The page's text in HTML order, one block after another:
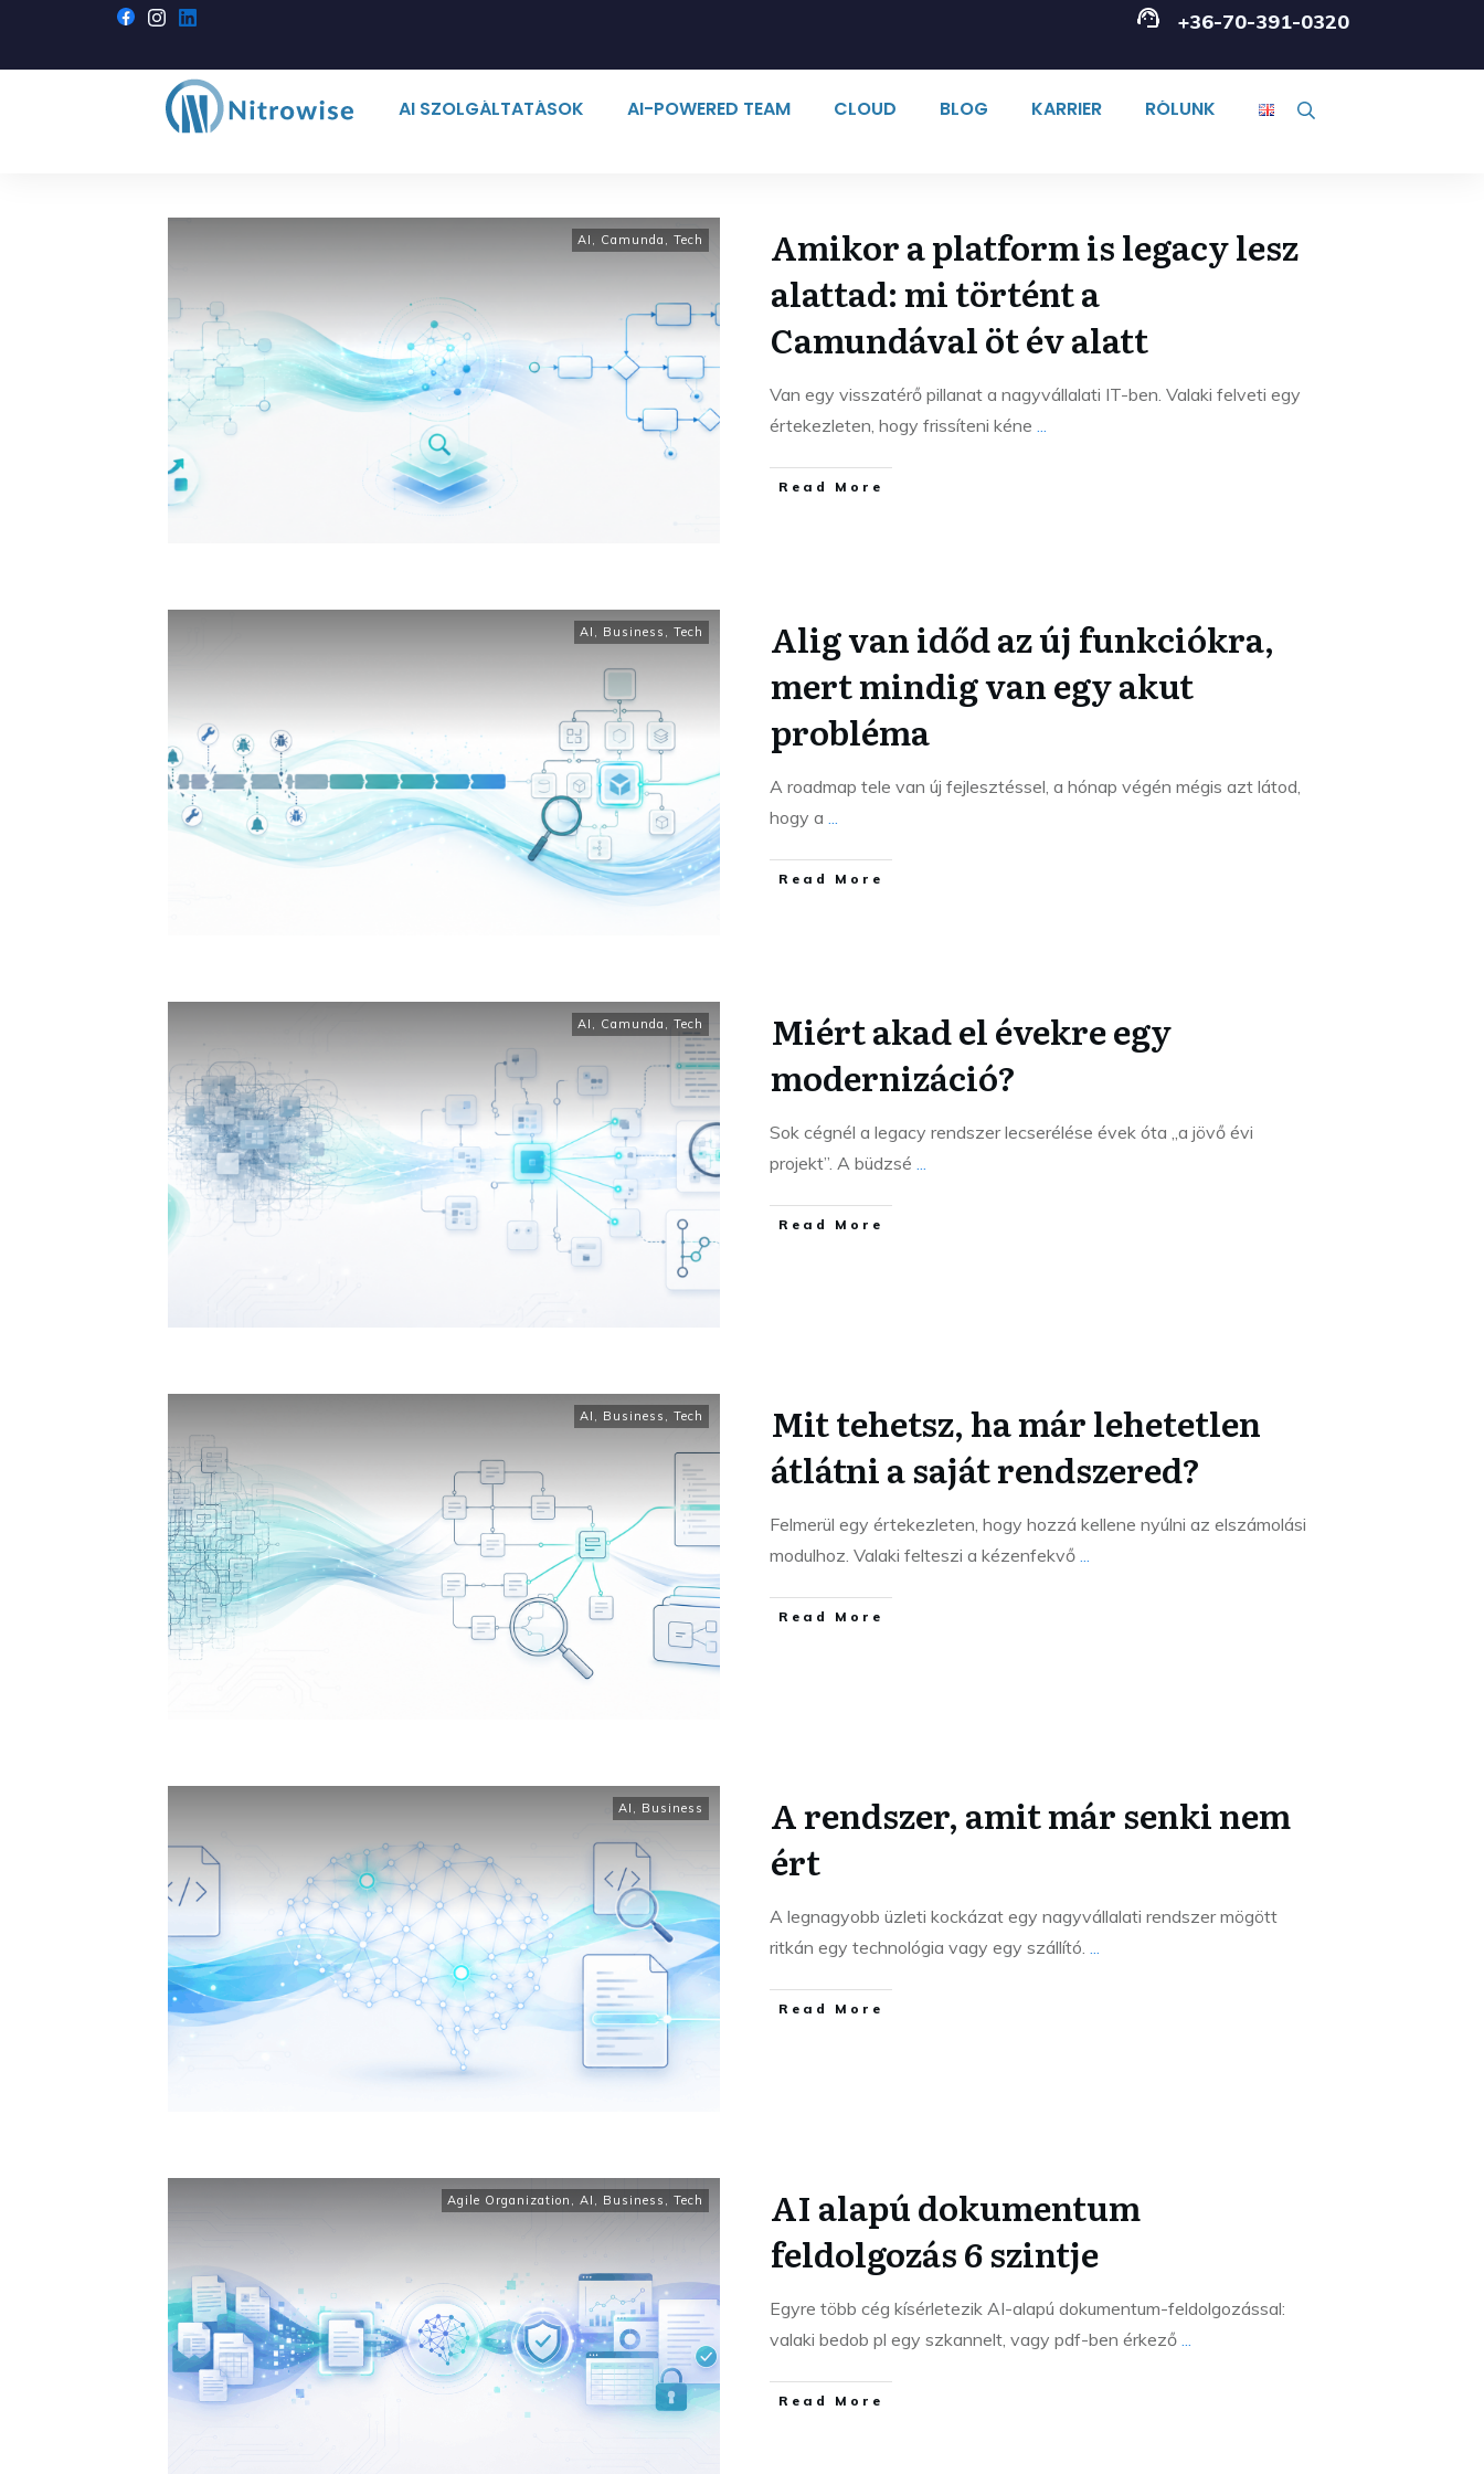
+36-70-391-0320
AI SZOLGÁLTATÁSOK AI-POWERED TEAM CLOUD BLOG KARRIER RÓLUNK
AI , Camunda , Tech
Amikor a platform is legacy lesz
alattad: mi történt a
Camundával öt év alatt
Van egy visszatérő pillanat a nagyvállalati IT-ben. Valaki felveti egy
értekezleten, hogy frissíteni kéne ...
Read More
AI , Business , Tech
Alig van időd az új funkciókra,
mert mindig van egy akut
probléma
A roadmap tele van új fejlesztéssel, a hónap végén mégis azt látod,
hogy a ...
Read More
AI , Camunda , Tech
Miért akad el évekre egy
modernizáció?
Sok cégnél a legacy rendszer lecserélése évek óta „a jövő évi
projekt”. A büdzsé ...
Read More
AI , Business , Tech
Mit tehetsz, ha már lehetetlen
átlátni a saját rendszered?
Felmerül egy értekezleten, hogy hozzá kellene nyúlni az elszámolási
modulhoz. Valaki felteszi a kézenfekvő ...
Read More
AI , Business
A rendszer, amit már senki nem
ért
A legnagyobb üzleti kockázat egy nagyvállalati rendszer mögött
ritkán egy technológia vagy egy szállító. ...
Read More
Agile Organization , AI , Business , Tech
AI alapú dokumentum
feldolgozás 6 szintje
Egyre több cég kísérletezik AI-alapú dokumentum-feldolgozással:
valaki bedob pl egy szkannelt, vagy pdf-ben érkező ...
Read More